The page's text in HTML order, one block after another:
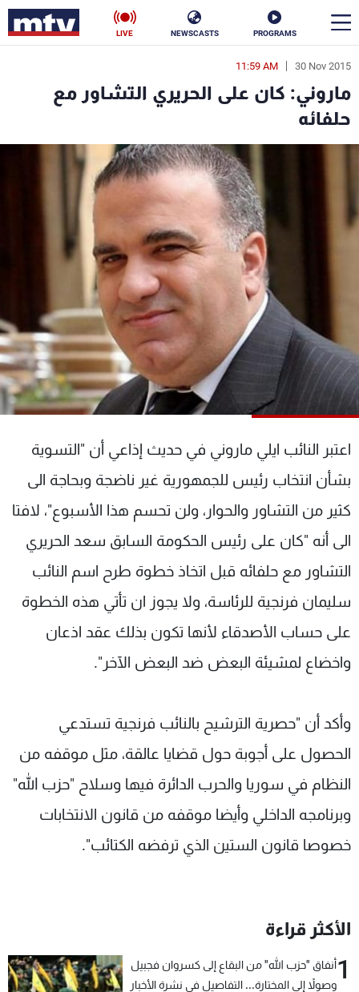
PROGRAMS
NEWSCASTS
LIVE
30 Nov 2015
11:59 AM
ماروني: كان على الحريري التشاور مع
حلفائه
اعتبر النائب ايلي ماروني في حديث إذاعي أن "التسوية
بشأن انتخاب رئيس للجمهورية غير ناضجة وبحاجة الى
كثير من التشاور والحوار، ولن تحسم هذا الأسبوع"، لافتا
الى أنه "كان على رئيس الحكومة السابق سعد الحريري
التشاور مع حلفائه قبل اتخاذ خطوة طرح اسم النائب
سليمان فرنجية للرئاسة، ولا يجوز ان تأتي هذه الخطوة
على حساب الأصدقاء لأنها تكون بذلك عقد اذعان
واخضاع لمشيئة البعض ضد البعض الآخر".
وأكد أن "حصرية الترشيح بالنائب فرنجية تستدعي
الحصول على أجوبة حول قضايا عالقة، مثل موقفه من
النظام في سوريا والحرب الدائرة فيها وسلاح "حزب الله"
وبرنامجه الداخلي وأيضا موقفه من قانون الانتخابات
خصوصا قانون الستين الذي ترفضه الكتائب".
الأكثر قراءة
1أنفاق "حزب الله" من البقاع إلى كسروان فجبيل
وصولاً إلى المختارة... التفاصيل في نشرة الأخبار
en
الأخبار
سياسة ناس
فن
منوعات رياضة
البرامج
جدول البرامج
شاهد البرامج
الترددات
عن MTV
لاعلاناتكم
وظائف
شروط الإسـتخدام